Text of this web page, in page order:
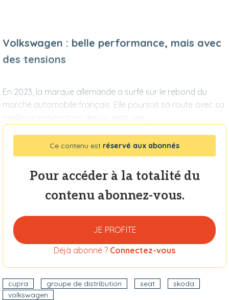
Volkswagen : belle performance, mais avec
des tensions
En 2023, la marque allemande a surfé sur le rebond du
marché automobile français. Elle poursuit sa route avec sa
meilleure pénétration depuis sept ans,
Ce contenu est réservé aux abonnés
Pour accéder à la totalité du
contenu abonnez-vous.
JE PROFITE
Déjà abonné ? Connectez-vous
cupra groupe de distribution seat
skoda
volkswagen